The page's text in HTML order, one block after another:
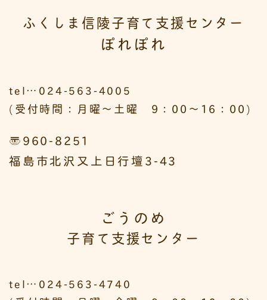
ふくしま信陵子育て支援センター
ぽれぽれ
tel…024-563-4005
(受付時間：月曜～土曜 9：00～16：00)
〒960-8251
福島市北沢又上日行壇3-43
ごうのめ
子育て支援センター
tel…024-563-4740